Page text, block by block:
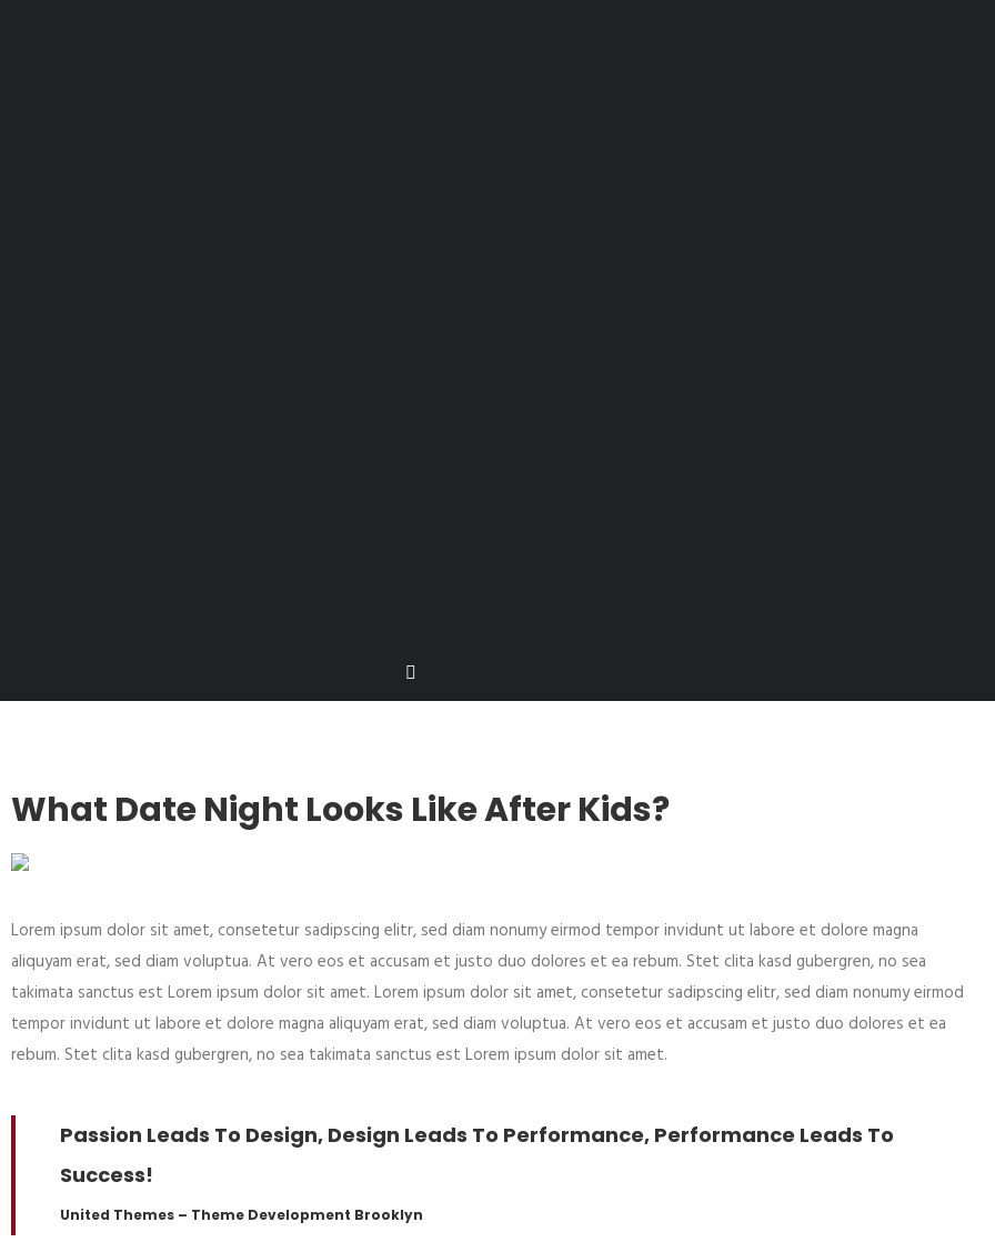
What Date Night Looks Like After Kids?
Lorem ipsum dolor sit amet, consetetur sadipscing elitr, sed diam nonumy eirmod tempor invidunt ut labore et dolore magna
aliquyam erat, sed diam voluptua. At vero eos et accusam et justo duo dolores et ea rebum. Stet clita kasd gubergren, no sea
takimata sanctus est Lorem ipsum dolor sit amet. Lorem ipsum dolor sit amet, consetetur sadipscing elitr, sed diam nonumy eirmod
tempor invidunt ut labore et dolore magna aliquyam erat, sed diam voluptua. At vero eos et accusam et justo duo dolores et ea
rebum. Stet clita kasd gubergren, no sea takimata sanctus est Lorem ipsum dolor sit amet.
Passion Leads To Design, Design Leads To Performance, Performance Leads To
Success!
United Themes – Theme Development Brooklyn